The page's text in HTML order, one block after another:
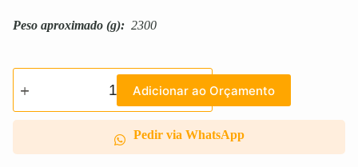
Peso aproximado (g): 2300
Adicionar ao Orçamento
Pedir via WhatsApp